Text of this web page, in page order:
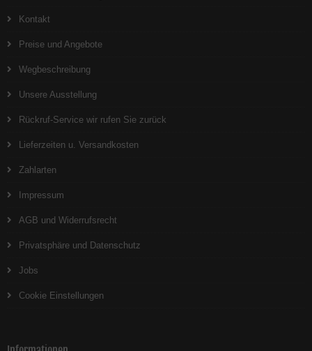
Kontakt
Preise und Angebote
Wegbeschreibung
Unsere Ausstellung
Rückruf-Service wir rufen Sie zurück
Lieferzeiten u. Versandkosten
Zahlarten
Impressum
AGB und Widerrufsrecht
Privatsphäre und Datenschutz
Jobs
Cookie Einstellungen